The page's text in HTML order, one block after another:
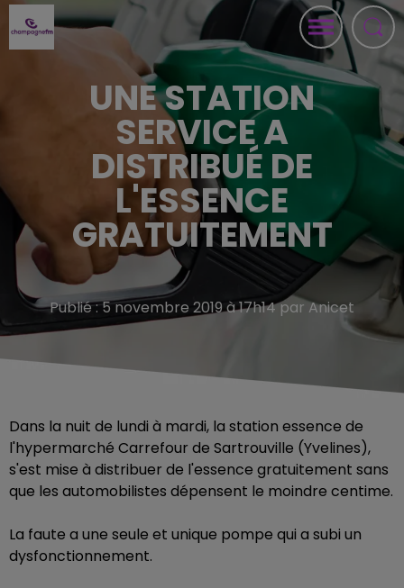
UNE STATION
SERVICE A
DISTRIBUÉ DE
L'ESSENCE
GRATUITEMENT
Publié : 5 novembre 2019 à 17h14 par Anicet
Dans la nuit de lundi à mardi, la station essence de
l'hypermarché Carrefour de Sartrouville (Yvelines),
s'est mise à distribuer de l'essence gratuitement sans
que les automobilistes dépensent le moindre centime.
La faute a une seule et unique pompe qui a subi un
dysfonctionnement.